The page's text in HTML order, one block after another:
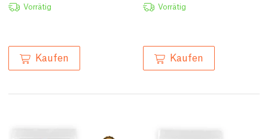
Vorrätig
Kaufen
Vorrätig
Kaufen